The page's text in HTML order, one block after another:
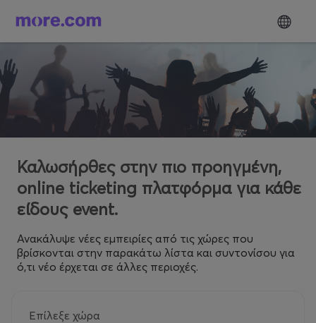
Καλωσήρθες στην πιο προηγμένη,
online ticketing πλατφόρμα για κάθε
είδους event.
Ανακάλυψε νέες εμπειρίες από τις χώρες που
βρίσκονται στην παρακάτω λίστα και συντονίσου για
ό,τι νέο έρχεται σε άλλες περιοχές.
Επίλεξε χώρα